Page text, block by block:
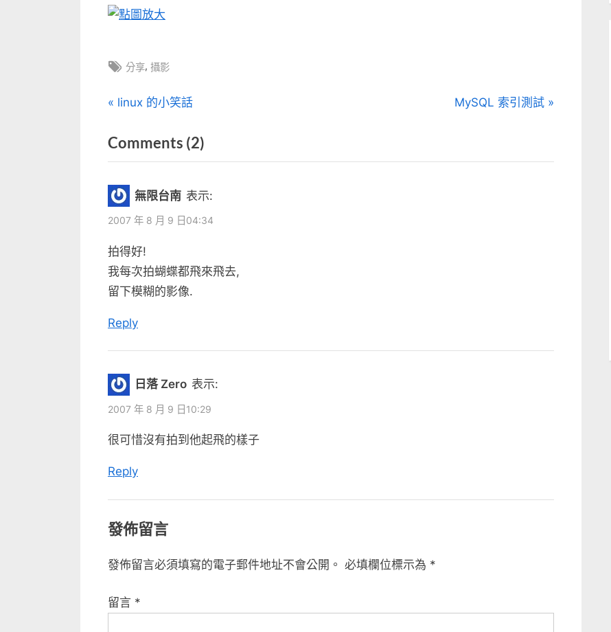
Tags:
分享, 攝影
文
章
導
覽
P
e
v
i
o
u
P
o
s
t
linux 的小笑話
N
t
MySQL 索引測試
Comments (2)
“黑
鳳
無限台南 表示:
2007 年 8 月 9 日04:34
拍得好!
我每次拍蝴蝶都飛來飛去,
留下模糊的影像.
Reply
日落 Zero 表示:
2007 年 8 月 9 日10:29
很可惜沒有拍到他起飛的樣子
Reply
發佈留言
發佈留言必須填寫的電子郵件地址不會公開。 必填欄位標示為 *
留言 *